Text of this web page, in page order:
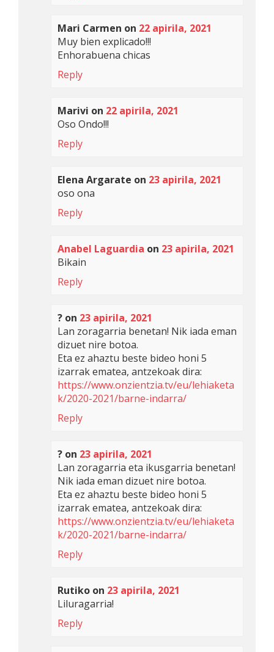
Mari Carmen on 22 apirila, 2021
Muy bien explicado!!!
Enhorabuena chicas
Reply
Marivi on 22 apirila, 2021
Oso Ondo!!!
Reply
Elena Argarate on 23 apirila, 2021
oso ona
Reply
Anabel Laguardia on 23 apirila, 2021
Bikain
Reply
? on 23 apirila, 2021
Lan zoragarria benetan! Nik iada eman
dizuet nire botoa.
Eta ez ahaztu beste bideo honi 5
izarrak ematea, antzekoak dira:
https://www.onzientzia.tv/eu/lehiaketa
k/2020-2021/barne-indarra/
Reply
? on 23 apirila, 2021
Lan zoragarria eta ikusgarria benetan!
Nik iada eman dizuet nire botoa.
Eta ez ahaztu beste bideo honi 5
izarrak ematea, antzekoak dira:
https://www.onzientzia.tv/eu/lehiaketa
k/2020-2021/barne-indarra/
Reply
Rutiko on 23 apirila, 2021
Liluragarria!
Reply